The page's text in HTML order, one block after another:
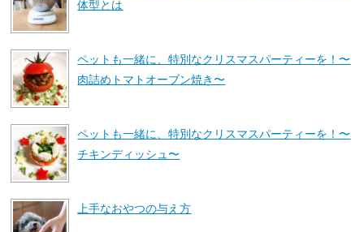
体型とは
ペットも一緒に、特別なクリスマスパーティーを！〜
肉詰めトマトオーブン焼き〜
ペットも一緒に、特別なクリスマスパーティーを！〜
チキンディッシュ〜
上手なおやつの与え方